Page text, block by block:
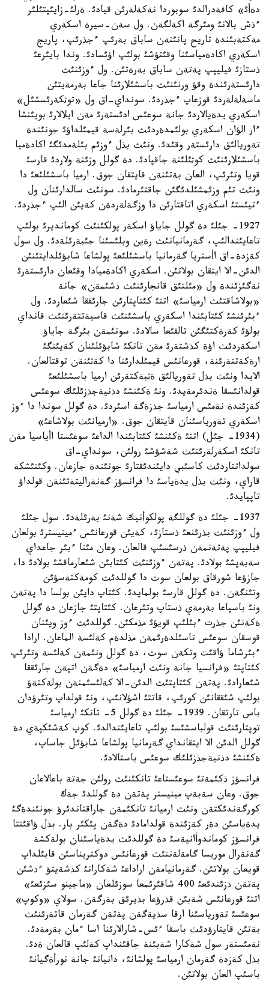
دةأئ» كافةدرالدئ سوبوردا نةكةلةرئن قيادئ. ةرلئ-زايئپتئلئر
ءذش بالانئ ومئرگة اكةلگةن. ول سةن-سيرة اسكةري
مةكتةبئندة تاريح پانئنةن ساباق بةرئپ ءجذرئپ، پاريج
اسكةري اكادةمياسئنا وقئتؤشئ بولئپ اؤئسادئ. وندا بايئرعئ
ذستازئ فيليپپ پةتةن ساباق بةرةتئن. ول ءوزئنئث
دارئستةرئندة وقؤ ورنئنئث باسشئلارئنا جاعا بةرمةيتئن
ماسةلةلةردئ قوزعاپ ءجذردئ. سونداي-اق ول «توثكةرئسشئل»
اسكةري يدةيالاردئ جانة سوعئس ادئستةرئ مةن ايلالارئ بويئنشا
ءار الؤان اسكةري بولئمدةردئث بئرلةسة قيمئلداؤئ جونئندة
تةوريالئق دارئستةر وقئدئ. ونئث بذل ءوزئم بئلةمدئگئ اكادةميا
باسشئلارئنئث كوثئلئنة جاقپادئ. دة گولل وزئنة ولاردئ قارسئ
قويا وتئرئپ، العان بةتئنةن قايتقان جوق. ارميا باسشئلئعئ دا
ونئث تئم وزئمشئلدئگئن جاقتئرمادئ. سونئث سالدارئنان ول
ءتيئستئ اسكةري اتاقتارئن دا وزگةلةردةن كةيئن الئپ ءجذردئ.
1927- جئلئ دة گولل جاياؤ اسكةر پولكئنئث كومانديرئ بولئپ
تاعايئندالئپ، گةرمانيانئث رةين وبلئسئنا جئبةرئلةدئ. ول سول
كةزدة-اق اأستريا گةرمانيا باسشئلئعئ پولشاعا شابؤئلدايتئنئن
الدئن-الا ايتقان بولاتئن. اسكةري اكادةميادا وقئعان دارئستةرئ
نةگئزئندة ول «مئلتئق قانجارئنئث ذشئمةن» جانة
«بولاشاقتئث ارمياسئ» اتتئ كئتاپتارئن جارئققا شئعاردئ. ول
ءبئرئنشئ كئتابئندا اسكةري باسشئنئث قاسيةتتةرئنئث قانداي
بولؤئ كةرةكتئگئن تالقئعا سالادئ. سونئمةن بئرگة جاياؤ
اسكةردئث اؤة كذشتةرئ مةن تانكئ شابؤئلئنان كةيئنگئ
ارةكةتتةرئنة، قورعانئس قيمئلدارئنا دا كةثئنةن توقتالعان.
الايدا ونئث بذل تةوريالئق ةثبةكتةرئن ارميا باسشئلئعئ
قولدانئسقا ةندئرمةيدئ. ونئ ةكئنشئ دذنيةجذزئلئك سوعئس
كةزئندة نةمئس ارمياسئ جذزةگة اسئردئ. دة گولل سوندا دا ءوز
اسكةري تةورياسئنان قايتقان جوق. «ارميانئث بولاشاعئ»
(1934- جئل) اتتئ ةكئنشئ كئتابئندا الداعئ سوعئستا اأياسيا مةن
تانكئ اسكةرلةرئنئث شةشؤشئ رولئن، سونداي-اق
سولداتتاردئث كاسئبي دايئندئقتارئ جونئندة جازعان. وكئنئشكة
قاراي، ونئث بذل يدةياسئ دا فرانسؤز گةنةراليتةتئنةن قولداؤ
تاپپايدئ.
1937- جئلئ دة گوللگة پولكوأنيك شةنئ بةرئلةدئ. سول جئلئ
ول ءوزئنئث بذرئنعئ ذستازئ، كةيئن قورعانئس ءمينيسترئ بولعان
فيليپپ پةتةنمةن ذرسئسئپ قالعان. وعان مئنا ءبئر جاعداي
سةبةپشئ بولادئ. پةتةن ءوزئنئث كئتابئن شئعارماقشئ بولادئ دا،
جازؤعا شورقاق بولعان سوث دا گوللدئث كومةكتةسؤئن
وتئنگةن. دة گولل قارسئ بولمايدئ. كئتاپ دايئن بولسا دا پةتةن
ونئ باسپاعا بةرمةي ذستاپ وتئرعان. كئتاپتئ جازعان دة گولل
ةكةنئن جذرت ءبئلئپ قويؤئ مذمكئن. گوللدئث ءوز ويئنان
قوسقان سوعئس تاسئلدةرئمةن مذلدةم كةلئسة الماعان. ارادا
ءبئرشاما ؤاقئت وتكةن سوث، دة گولل ونئمةن كةلئسة وتئرئپ
كئتاپتئ «فرانسيا جانة ونئث ارمياسئ» دةگةن اتپةن جارئققا
شئعارادئ. پةتةن كئتاپتئث الدئن-الا كةلئسئمنةن بولةكتةؤ
بولئپ شئققانئن كورئپ، قاتتئ اشؤلانئپ، ونئ قولداپ وتئرؤدان
باس تارتقان. 1939- جئلئ دة گولل 5- تانكئ ارمياسئ
توپتارئنئث قولباسشئسئ بولئپ تاعايئندالدئ. كوپ كةشئكپةي دة
گولل الدئن الا ايتقانداي گةرمانيا پولشاعا شابؤئل جاساپ،
ةكئنشئ دذنيةجذزئلئك سوعئس باستالادئ.
فرانسؤز ذكئمةتئ سوعئستاعئ تانكئنئث رولئن جةتة باعالاعان
جوق. وعان سةبةپ مينيستر پةتةن دة گوللدئ جةك
كورگةندئكتةن ونئث ارميانئ تانكئمةن جاراقتاندئرؤ جونئندةگئ
يدةياسئن دةر كةزئندة قولدامادئ دةگةن پئكئر بار. بذل ؤاقئتتا
فرانسؤز كوماندوأانيةسئ دة گوللدئث يدةياسئنان بولةكشة
گةنةرال موريسا گامةلةننئث قورعانئس دوكتريناسئن قابئلداپ
قويعان بولاتئن. گةرمانيامةن اراداعئ شةكارانئ كذشةيتؤ ءذشئن
پةتةن ذزئندئعئ 400 شاقئرئمعا سوزئلعان «ماجينو سئزئعئ»
اتتئ قورعانئس شةبئن قذرؤعا بذيرئق بةرگةن. سولاي «وكوپ»
سوعئسئ تةورياسئنا ارقا سذيةگةن پةتةن گةرمان قاتةرئنئث
بةتئن قايتارؤدئث باسقا ءئس-شارالارئنا اسا ءمان بةرمةدئ.
نةمئستةر سول شةكارا شةبئنة جاقئنداپ كةلئپ قالعان ةدئ.
بذل كةزدة گةرمان ارمياسئ پولشانئ، دانيانئ جانة نورأةگيانئ
باسئپ العان بولاتئن.